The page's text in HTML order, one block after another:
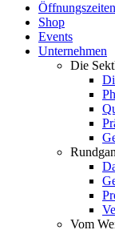
Öffnungszeiten
Shop
Events
Unternehmen
Die
Vom